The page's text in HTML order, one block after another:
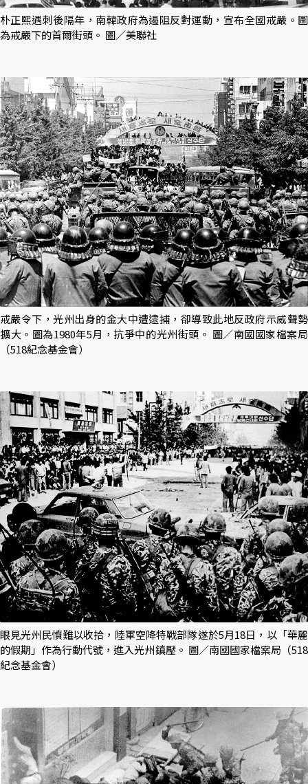
朴正熙遇刺後隔年，南韓政府為遏阻反對運動，宣布全國戒嚴。圖
為戒嚴下的首爾街頭。 圖／美聯社
戒嚴令下，光州出身的金大中遭逮捕，卻導致此地反政府示威聲勢
擴大。圖為1980年5月，抗爭中的光州街頭。 圖／南國國家檔案局
（518紀念基金會）
眼見光州民憤難以收拾，陸軍空降特戰部隊遂於5月18日，以「華麗
的假期」作為行動代號，進入光州鎮壓。 圖／南國國家檔案局（518
紀念基金會）